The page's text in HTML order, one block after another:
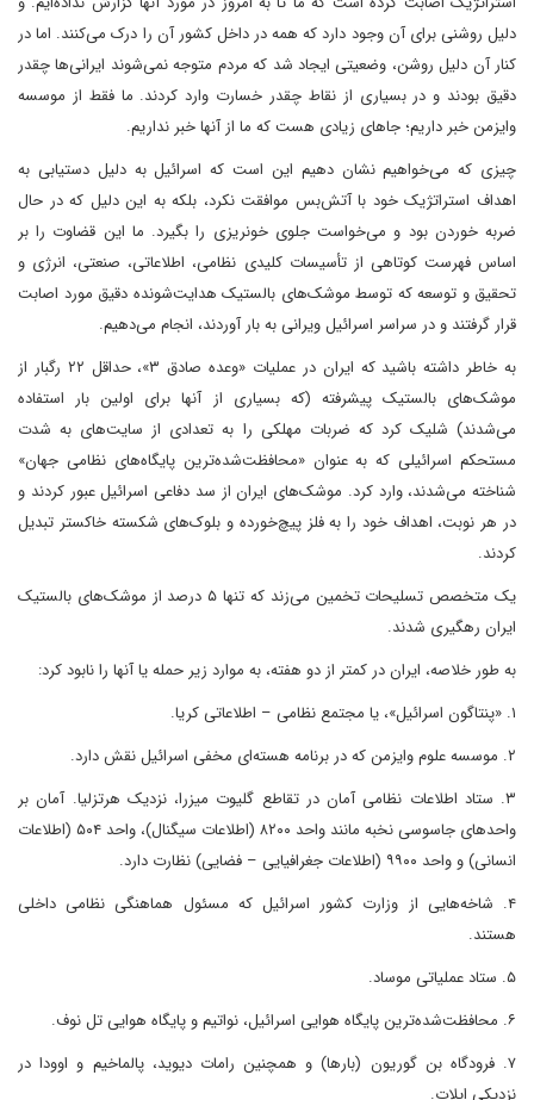
دلیل روشنی برای آن وجود دارد که همه در داخل کشور آن را درک می‌کنند. اما در
کنار آن دلیل روشن، وضعیتی ایجاد شد که مردم متوجه نمی‌شوند ایرانی‌ها چقدر
دقیق بودند و در بسیاری از نقاط چقدر خسارت وارد کردند. ما فقط از موسسه
وایزمن خبر داریم؛ جاهای زیادی هست که ما از آنها خبر نداریم.
چیزی که می‌خواهیم نشان دهیم این است که اسرائیل به دلیل دستیابی به
اهداف استراتژیک خود با آتش‌بس موافقت نکرد، بلکه به این دلیل که در حال
ضربه خوردن بود و می‌خواست جلوی خونریزی را بگیرد. ما این قضاوت را بر
اساس فهرست کوتاهی از تأسیسات کلیدی نظامی، اطلاعاتی، صنعتی، انرژی و
تحقیق و توسعه که توسط موشک‌های بالستیک هدایت‌شونده دقیق مورد اصابت
قرار گرفتند و در سراسر اسرائیل ویرانی به بار آوردند، انجام می‌دهیم.
به خاطر داشته باشید که ایران در عملیات «وعده صادق ۳»، حداقل ۲۲ رگبار از
موشک‌های بالستیک پیشرفته (که بسیاری از آنها برای اولین بار استفاده
می‌شدند) شلیک کرد که ضربات مهلکی را به تعدادی از سایت‌های به شدت
مستحکم اسرائیلی که به عنوان «محافظت‌شده‌ترین پایگاه‌های نظامی جهان»
شناخته می‌شدند، وارد کرد. موشک‌های ایران از سد دفاعی اسرائیل عبور کردند و
در هر نوبت، اهداف خود را به فلز پیچ‌خورده و بلوک‌های شکسته خاکستر تبدیل
کردند.
یک متخصص تسلیحات تخمین می‌زند که تنها ۵ درصد از موشک‌های بالستیک
ایران رهگیری شدند.
به طور خلاصه، ایران در کمتر از دو هفته، به موارد زیر حمله یا آنها را نابود کرد:
۱. «پنتاگون اسرائیل»، یا مجتمع نظامی – اطلاعاتی کریا.
۲. موسسه علوم وایزمن که در برنامه هسته‌ای مخفی اسرائیل نقش دارد.
۳. ستاد اطلاعات نظامی آمان در تقاطع گلیوت میزرا، نزدیک هرتزلیا. آمان بر
واحدهای جاسوسی نخبه مانند واحد ۸۲۰۰ (اطلاعات سیگنال)، واحد ۵۰۴ (اطلاعات
انسانی) و واحد ۹۹۰۰ (اطلاعات جغرافیایی – فضایی) نظارت دارد.
۴. شاخه‌هایی از وزارت کشور اسرائیل که مسئول هماهنگی نظامی داخلی
هستند.
۵. ستاد عملیاتی موساد.
۶. محافظت‌شده‌ترین پایگاه هوایی اسرائیل، نواتیم و پایگاه هوایی تل نوف.
۷. فرودگاه بن گوریون (بارها) و همچنین رامات دیوید، پالماخیم و اوودا در
نزدیکی ایلات.